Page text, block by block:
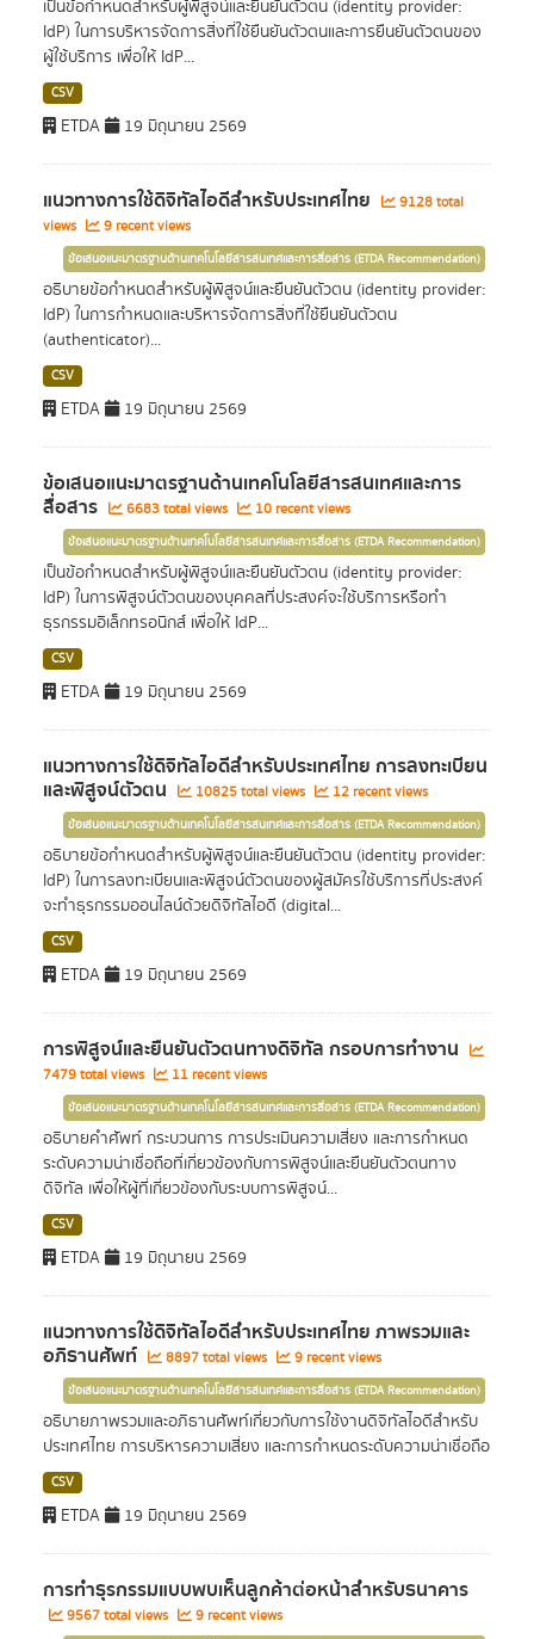
เป็นข้อกำหนดสำหรับผู้พิสูจน์และยืนยันตัวตน (identity provider:
IdP) ในการบริหารจัดการสิ่งที่ใช้ยืนยันตัวตนและการยืนยันตัวตนของ
ผู้ใช้บริการ เพื่อให้ IdP...
CSV
ETDA 19 มิถุนายน 2569
แนวทางการใช้ดิจิทัลไอดีสำหรับประเทศไทย
9128 total
views
9 recent views
ข้อเสนอแนะมาตรฐานด้านเทคโนโลยีสารสนเทศและการสื่อสาร (ETDA Recommendation)
อธิบายข้อกำหนดสำหรับผู้พิสูจน์และยืนยันตัวตน (identity provider:
IdP) ในการกำหนดและบริหารจัดการสิ่งที่ใช้ยืนยันตัวตน
(authenticator)...
CSV
ETDA 19 มิถุนายน 2569
ข้อเสนอแนะมาตรฐานด้านเทคโนโลยีสารสนเทศและการ
สื่อสาร 6683 total views 10 recent views
ข้อเสนอแนะมาตรฐานด้านเทคโนโลยีสารสนเทศและการสื่อสาร (ETDA Recommendation)
เป็นข้อกำหนดสำหรับผู้พิสูจน์และยืนยันตัวตน (identity provider:
IdP) ในการพิสูจน์ตัวตนของบุคคลที่ประสงค์จะใช้บริการหรือทำ
ธุรกรรมอิเล็กทรอนิกส์ เพื่อให้ IdP...
CSV
ETDA 19 มิถุนายน 2569
แนวทางการใช้ดิจิทัลไอดีสำหรับประเทศไทย การลงทะเบียน
และพิสูจน์ตัวตน 10825 total views 12 recent views
ข้อเสนอแนะมาตรฐานด้านเทคโนโลยีสารสนเทศและการสื่อสาร (ETDA Recommendation)
อธิบายข้อกำหนดสำหรับผู้พิสูจน์และยืนยันตัวตน (identity provider:
IdP) ในการลงทะเบียนและพิสูจน์ตัวตนของผู้สมัครใช้บริการที่ประสงค์
จะทำธุรกรรมออนไลน์ด้วยดิจิทัลไอดี (digital...
CSV
ETDA 19 มิถุนายน 2569
การพิสูจน์และยืนยันตัวตนทางดิจิทัล กรอบการทำงาน
7479 total views 11 recent views
ข้อเสนอแนะมาตรฐานด้านเทคโนโลยีสารสนเทศและการสื่อสาร (ETDA Recommendation)
อธิบายคำศัพท์ กระบวนการ การประเมินความเสี่ยง และการกำหนด
ระดับความน่าเชื่อถือที่เกี่ยวข้องกับการพิสูจน์และยืนยันตัวตนทาง
ดิจิทัล เพื่อให้ผู้ที่เกี่ยวข้องกับระบบการพิสูจน์...
CSV
ETDA 19 มิถุนายน 2569
แนวทางการใช้ดิจิทัลไอดีสำหรับประเทศไทย ภาพรวมและ
อภิธานศัพท์ 8897 total views 9 recent views
ข้อเสนอแนะมาตรฐานด้านเทคโนโลยีสารสนเทศและการสื่อสาร (ETDA Recommendation)
อธิบายภาพรวมและอภิธานศัพท์เกี่ยวกับการใช้งานดิจิทัลไอดีสำหรับ
ประเทศไทย การบริหารความเสี่ยง และการกำหนดระดับความน่าเชื่อถือ
CSV
ETDA 19 มิถุนายน 2569
การทำธุรกรรมแบบพบเห็นลูกค้าต่อหน้าสำหรับธนาคาร
9567 total views 9 recent views